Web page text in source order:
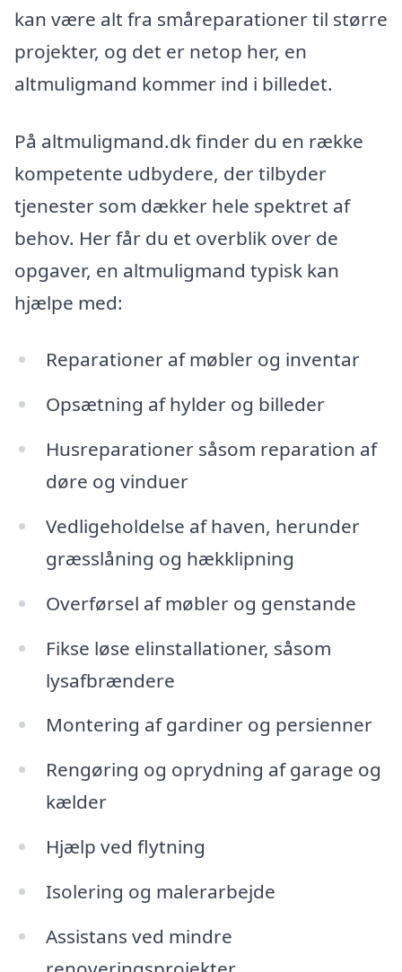
kan være alt fra småreparationer til større
projekter, og det er netop her, en
altmuligmand kommer ind i billedet.
På altmuligmand.dk finder du en række
kompetente udbydere, der tilbyder
tjenester som dækker hele spektret af
behov. Her får du et overblik over de
opgaver, en altmuligmand typisk kan
hjælpe med:
Reparationer af møbler og inventar
Opsætning af hylder og billeder
Husreparationer såsom reparation af
døre og vinduer
Vedligeholdelse af haven, herunder
græsslåning og hækklipning
Overførsel af møbler og genstande
Fikse løse elinstallationer, såsom
lysafbrændere
Montering af gardiner og persienner
Rengøring og oprydning af garage og
kælder
Hjælp ved flytning
Isolering og malerarbejde
Assistans ved mindre